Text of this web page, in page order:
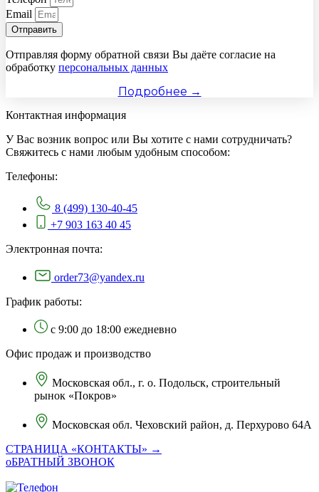
Email
Отправить
Отправляя форму обратной связи Вы даёте согласие на
обработку персональных данных
Подробнее →
Контактная информация
У Вас возник вопрос или Вы хотите с нами сотрудничать?
Свяжитесь с нами любым удобным способом:
Телефоны:
8 (499) 130-40-45
+7 903 163 40 45
Электронная почта:
order73@yandex.ru
График работы:
с 9:00 до 18:00 ежедневно
Офис продаж и производство
Московская обл., г. о. Подольск, строительный
рынок «Покров»
Московская обл. Чеховский район, д. Перхурово 64А
СТРАНИЦА «КОНТАКТЫ» →
оБРАТНЫЙ ЗВОНОК